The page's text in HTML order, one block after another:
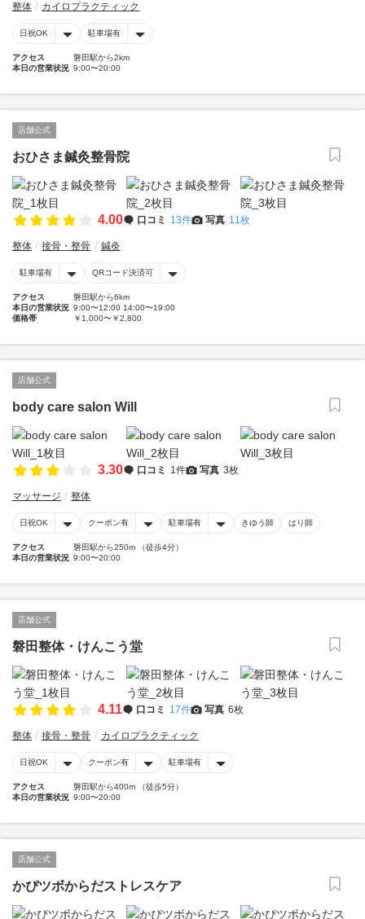
整体 カイロプラクティック
日祝OK 駐車場有
アクセス
磐田駅から2km
本日の営業状況 9:00〜20:00
店舗公式
おひさま鍼灸整骨院
4.00 口コミ 13件 写真 11枚
整体 接骨・整骨 鍼灸
駐車場有 QRコード決済可
アクセス
磐田駅から6km
本日の営業状況 9:00〜12:00 14:00〜19:00
価格帯
￥1,000〜￥2,800
店舗公式
body care salon Will
3.30 口コミ 1件 写真 3枚
マッサージ 整体
日祝OK クーポン有 駐車場有 きゆう師 はり師
アクセス
磐田駅から250m （徒歩4分）
本日の営業状況 9:00〜20:00
店舗公式
磐田整体・けんこう堂
4.11 口コミ 17件 写真 6枚
整体 接骨・整骨 カイロプラクティック
日祝OK クーポン有 駐車場有
アクセス
磐田駅から400m （徒歩5分）
本日の営業状況 9:00〜20:00
店舗公式
かぴツボからだストレスケア